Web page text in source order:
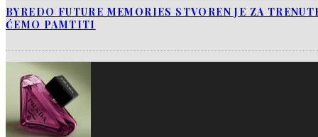
BYREDO FUTURE MEMORIES STVOREN JE ZA
ĆEMO PAMTITI